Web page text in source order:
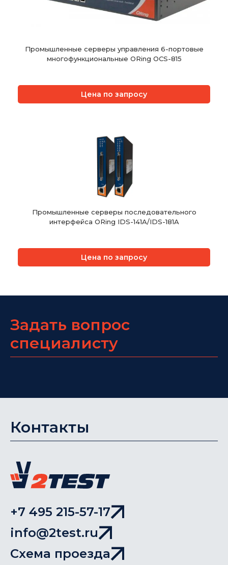
Промышленные серверы управления 6-портовые
многофункциональные ORing OCS-815
Цена по запросу
Промышленные серверы последовательного
интерфейса ORing IDS-141A/IDS-181A
Цена по запросу
Задать вопрос
специалисту
Контакты
+7 495 215-57-17
info@2test.ru
Схема проезда